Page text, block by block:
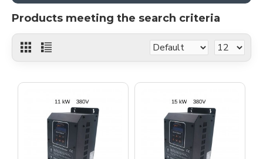
Products meeting the search criteria